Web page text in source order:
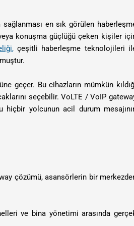
en sık görülen
konuşma güçlüğü çeken kişiler
çeşitli haberleşme teknolojileri
geçer. Bu cihazların mümkün
seçebilir. VoLTE / VoIP
hiçbir yolcunun acil durum
çözümü, asansörlerin bir
ve bina yönetimi arasında